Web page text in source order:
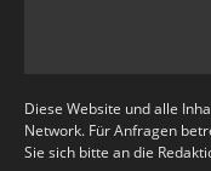
Diese Website und alle
Network. Für Anfragen
Sie sich bitte an die